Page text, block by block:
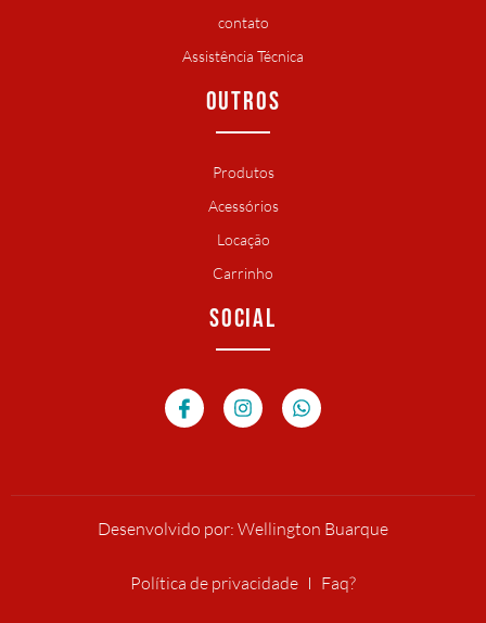
contato
Assistência Técnica
OUTROS
Produtos
Acessórios
Locação
Carrinho
SOCIAL
Política de privacidade Faq?
Desenvolvido por: Wellington Buarque